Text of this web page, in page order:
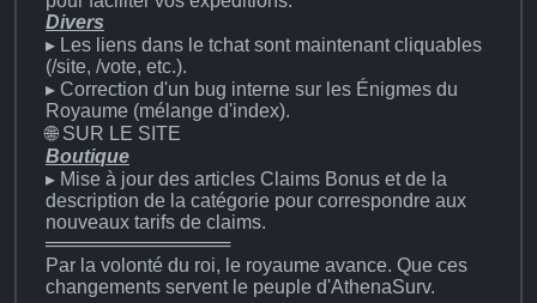
Divers
▸ Les liens dans le tchat sont maintenant cliquables
(/site, /vote, etc.).
▸ Correction d'un bug interne sur les Énigmes du
Royaume (mélange d'index).
🌐 SUR LE SITE
Boutique
▸ Mise à jour des articles Claims Bonus et de la
description de la catégorie pour correspondre aux
nouveaux tarifs de claims.
══════════════
Par la volonté du roi, le royaume avance. Que ces
changements servent le peuple d'AthenaSurv.